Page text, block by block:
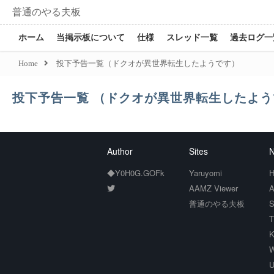
普通のやる夫板
ホーム 当掲示板について 仕様 スレッド一覧 過去ログ
Home 投下予告一覧（ドクオが異世界転生したようです）
投下予告一覧 （ドクオが異世界転生したよ
Author
◆Y0H0G.GOFk
Sites
Yaruyomi
AAMZ Viewer
普通のやる夫板